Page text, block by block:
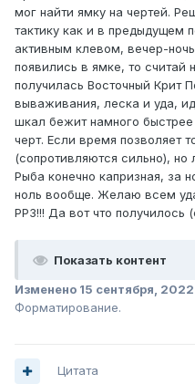
мог найти ямку на чертей.
тактику как и в предыдущем
активным клевом, вечер-
появились в ямке, то
получилась Восточный Крит
вываживания, леска и уда,
шкал бежит намного
черт. Если время позволяет
(сопротивляются сильно), но
Рыба конечно капризная, за
ноль вообще. Желаю всем
РР3!!! Да вот что получилось
Показать контент
Изменено 15 сентября, 2022
Форматирование.
Цитата